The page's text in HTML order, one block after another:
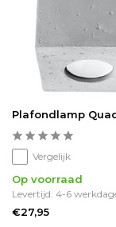
Plafondlamp
Vergelijk
Op voorraad
Levertijd: 4-6
€27,95